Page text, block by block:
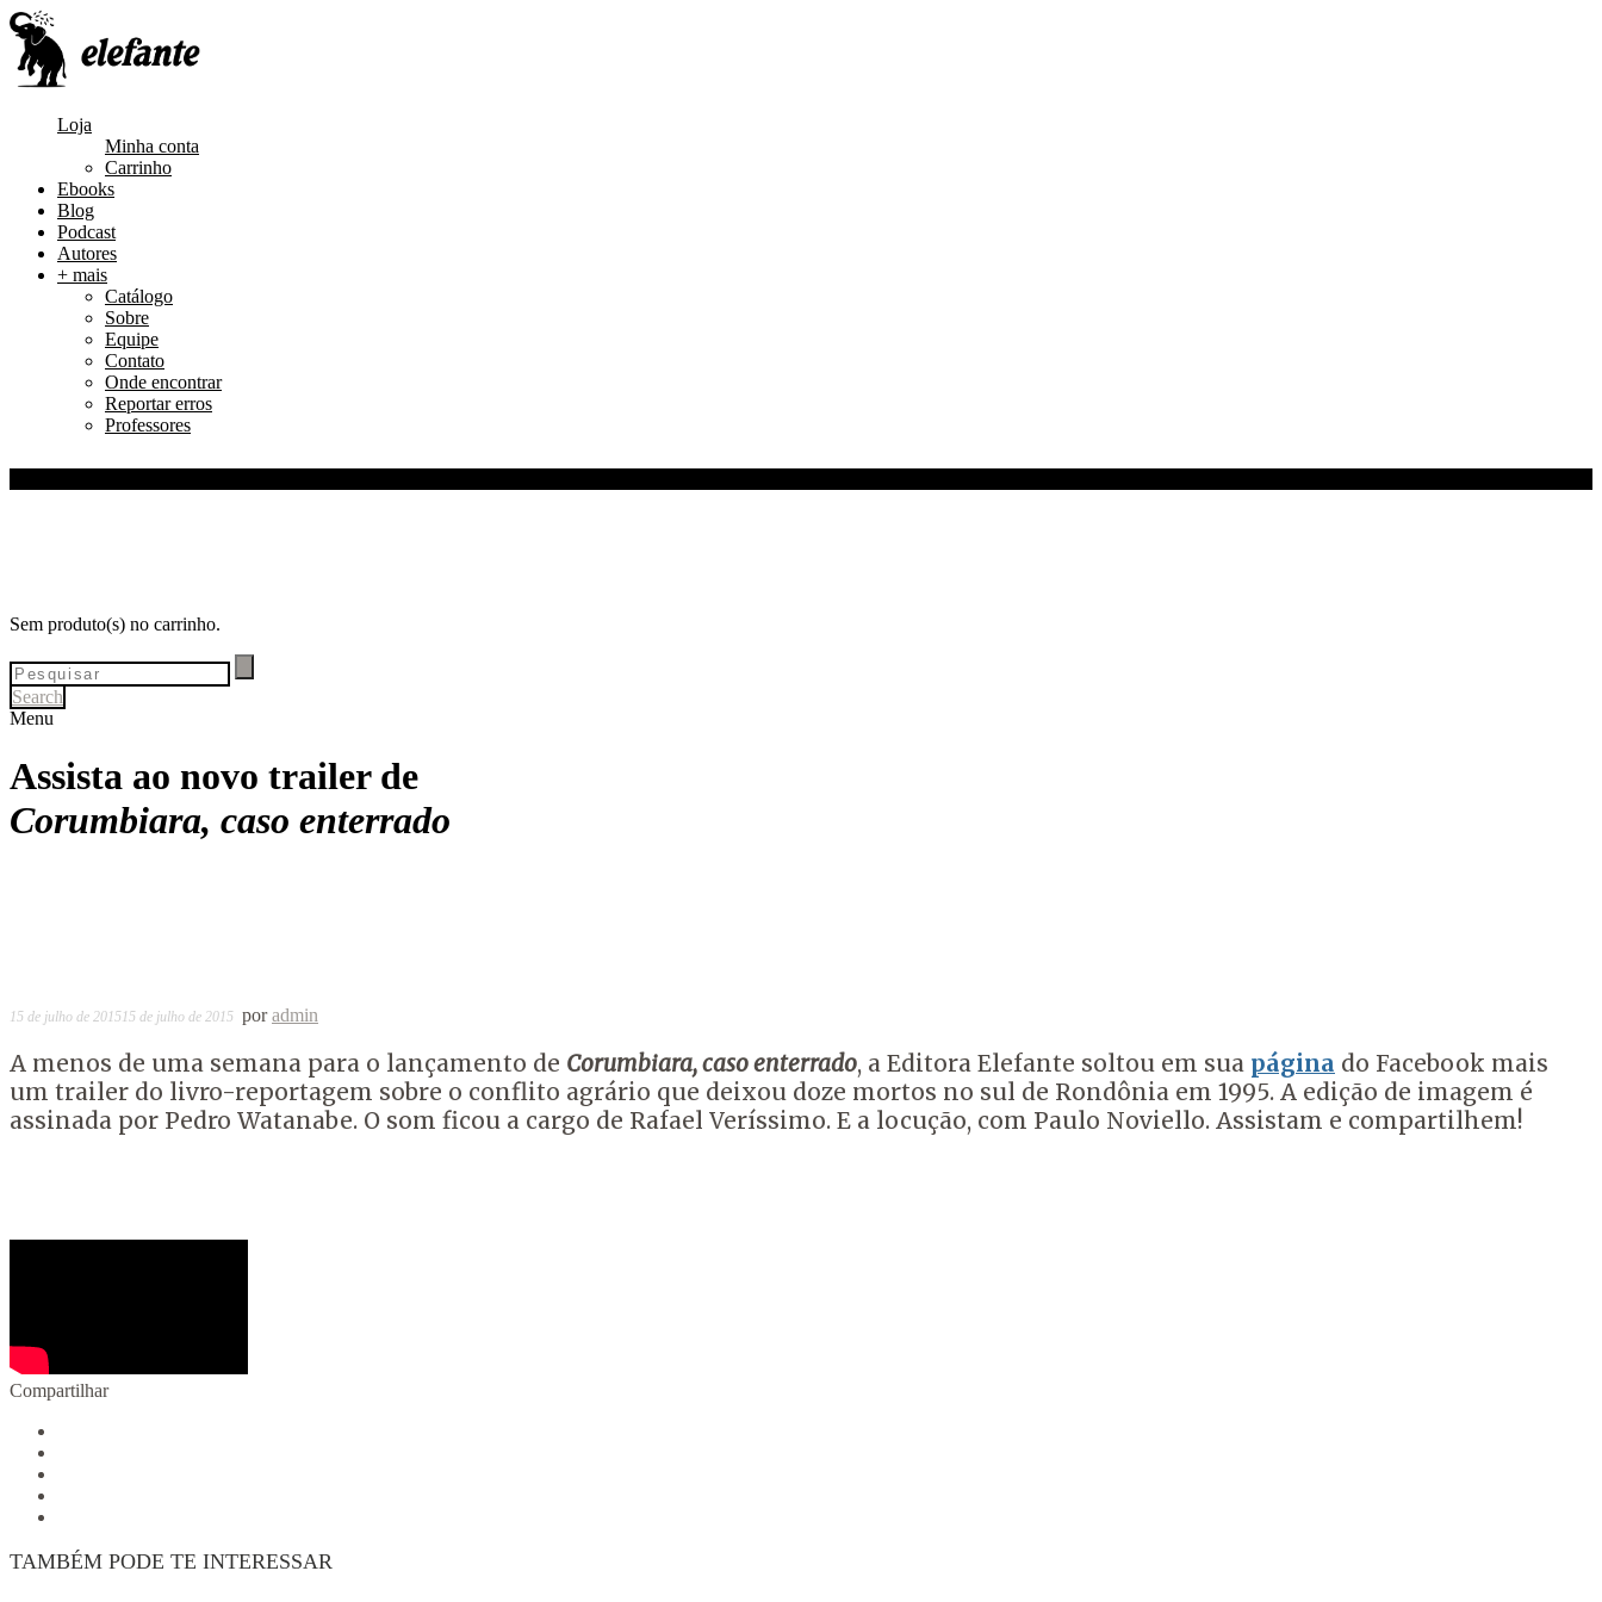
Loja
Minha conta
Carrinho
Ebooks
Blog
Podcast
Autores
+ mais
Catálogo
Sobre
Equipe
Contato
Onde encontrar
Reportar erros
Professores
Sem produto(s) no carrinho.
Search
Menu
Assista ao novo trailer de
Corumbiara, caso enterrado
15 de julho de 201515 de julho de 2015 poradmin
A menos de uma semana para o lançamento de Corumbiara, caso enterrado, a Editora Elefante soltou em sua página do Facebook mais
um trailer do livro-reportagem sobre o conflito agrário que deixou doze mortos no sul de Rondônia em 1995. A edição de imagem é
assinada por Pedro Watanabe. O som ficou a cargo de Rafael Veríssimo. E a locução, com Paulo Noviello. Assistam e compartilhem!
Compartilhar
TAMBÉM PODE TE INTERESSAR